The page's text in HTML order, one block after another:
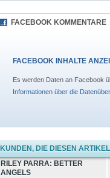
FACEBOOK KOMMENTARE
FACEBOOK INHALTE
Es werden Daten an Facebook
Informationen über die
KUNDEN, DIE DIESEN
RILEY PARRA: BETTER
ANGELS